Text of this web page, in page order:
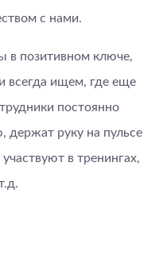
с нами.
в позитивном ключе,
всегда ищем, где еще
постоянно
руку на пульсе
в тренингах,